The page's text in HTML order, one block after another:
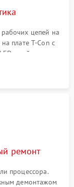
цепей на
плате T-Con с
драйвера и
ремонт
процессора.
демонтажом